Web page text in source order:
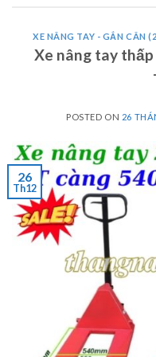
XE NÂNG TAY - GẮN CÂN
Xe nâng tay thấp
POSTED ON 26
26
Th12